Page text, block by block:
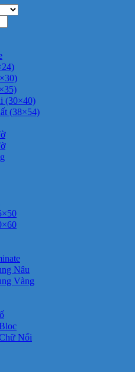
(30×40)
(38×54)
Nâu
Vàng
Nổi